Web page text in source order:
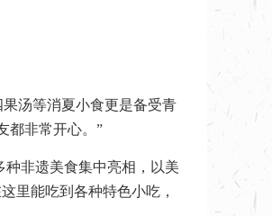
汤等消夏小食更是备受青
都非常开心。”
种非遗美食集中亮相，以美
里能吃到各种特色小吃，